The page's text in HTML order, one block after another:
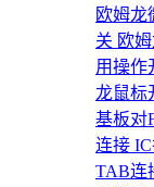
欧姆龙
关 欧
用操作
龙鼠标
基板对
连接
TAB连